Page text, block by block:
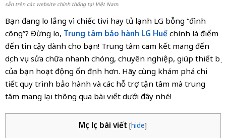
sẵn trên các website chính thống tại Việt Nam.
Bạn đang lo lắng vì chiếc tivi hay tủ lạnh LG bỗng “đình
công”? Đừng lo, Trung tâm bảo hành LG Huếchính là điểm
đến tin cậy dành cho bạn! Trung tâm cam kết mang đến
dịch vụ sửa chữa nhanh chóng, chuyên nghiệp, giúp thiết bị
của bạn hoạt động ổn định hơn. Hãy cùng khám phá chi
tiết quy trình bảo hành và các hỗ trợ tận tâm mà trung
tâm mang lại thông qua bài viết dưới đây nhé!
Mục lục bài viết [hide]